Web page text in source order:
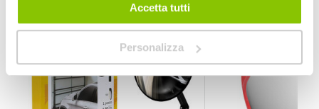
Accetta tutti
Personalizza